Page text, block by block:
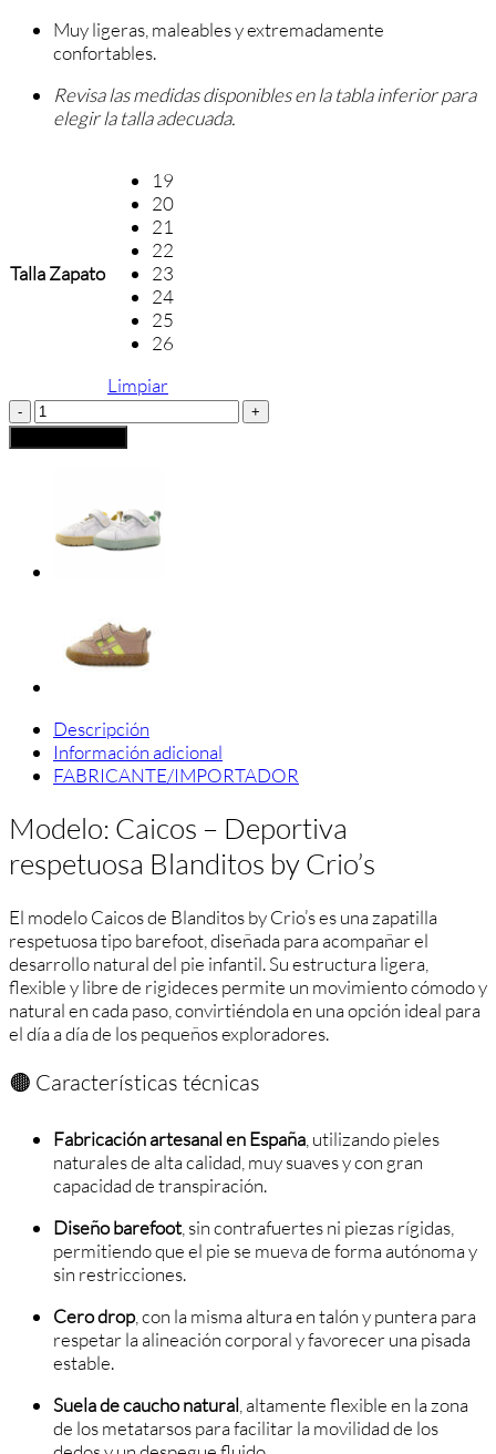
Muy ligeras, maleables y extremadamente
confortables.
Revisa las medidas disponibles en la tabla inferior para
elegir la talla adecuada.
Talla Zapato
19
20
21
22
23
24
25
26
Limpiar
Blanditos
By
Crio
Respetuosa
Modelo
Caicos
Descripción
Información adicional
FABRICANTE/IMPORTADOR
Modelo: Caicos – Deportiva
respetuosa Blanditos by Crio’s
El modelo Caicos de Blanditos by Crio’s es una zapatilla
respetuosa tipo barefoot, diseñada para acompañar el
desarrollo natural del pie infantil. Su estructura ligera,
flexible y libre de rigideces permite un movimiento cómodo y
natural en cada paso, convirtiéndola en una opción ideal para
el día a día de los pequeños exploradores.
🟤 Características técnicas
Fabricación artesanal en España , utilizando pieles
naturales de alta calidad, muy suaves y con gran
capacidad de transpiración.
Diseño barefoot, sin contrafuertes ni piezas rígidas,
permitiendo que el pie se mueva de forma autónoma y
sin restricciones.
Cero drop, con la misma altura en talón y puntera para
respetar la alineación corporal y favorecer una pisada
estable.
Suela de caucho natural , altamente flexible en la zona
de los metatarsos para facilitar la movilidad de los